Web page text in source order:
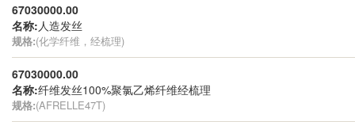
67030000.00
名称: 人造发丝
规格:(化学纤维，经梳理)
67030000.00
名称:纤维发丝100%聚氯乙烯纤维经梳理
规格:(AFRELLE47T)